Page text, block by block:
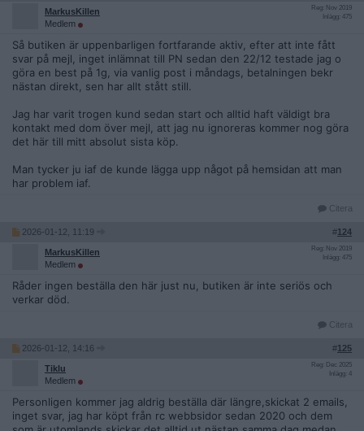
MarkusKillen
Medlem
Reg: Nov 2019
Inlägg: 475
Så butiken är uppenbarligen fortfarande aktiv, efter att inte fått
svar på mejl, inget inlämnat till PN sedan den 22/12 testade jag o
göra en best på 1g, via vanlig post i måndags, betalningen bekr
nästan direkt, sen har allt stått still.
Jag har varit trogen kund sedan start och alltid haft väldigt bra
kontakt med dom över mejl, att jag nu ignoreras kommer nog göra
det här till mitt absolut sista köp.
Man tycker ju iaf de kunde lägga upp något på hemsidan att man
har problem iaf.
Citera
2026-01-12, 11:19 #124
MarkusKillen
Medlem
Reg: Nov 2019
Inlägg: 475
Råder ingen beställa den här just nu, butiken är inte seriös och
verkar död.
Citera
2026-01-12, 14:16 #125
Tiklu
Medlem
Reg: Dec 2025
Inlägg: 4
Personligen kommer jag aldrig beställa där längre,skickat 2 emails,
inget svar, jag har köpt från rc webbsidor sedan 2020 och dem